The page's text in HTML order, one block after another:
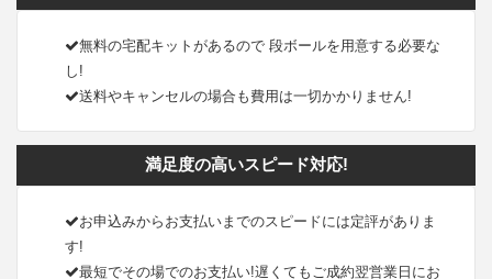
無料の宅配キットがあるので 段ボールを用意する必要な
し!
送料やキャンセルの場合も費用は一切かかりません!
満足度の高いスピード対応!
お申込みからお支払いまでのスピードには定評がありま
す!
最短でその場でのお支払い!遅くてもご成約翌営業日にお